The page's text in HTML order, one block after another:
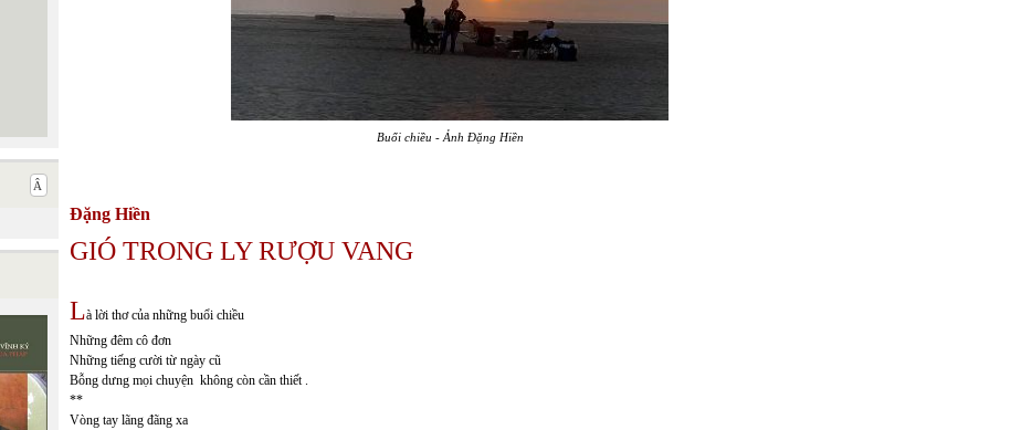
Buổi chiều - Ảnh Đặng Hiền
Đặng Hiền
GIÓ TRONG LY RƯỢU VANG
Là lời thơ của những buổi chiều
Những đêm cô đơn
Những tiếng cười từ ngày cũ
Bỗng dưng mọi chuyện không còn cần thiết .
**
Vòng tay lãng đãng xa